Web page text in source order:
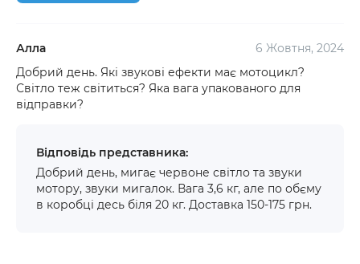
Алла
6 Жовтня, 2024
Добрий день. Які звукові ефекти має мотоцикл?
Світло теж світиться? Яка вага упакованого для
відправки?
Відповідь представника:
Добрий день, мигає червоне світло та звуки
мотору, звуки мигалок. Вага 3,6 кг, але по обєму
в коробці десь біля 20 кг. Доставка 150-175 грн.